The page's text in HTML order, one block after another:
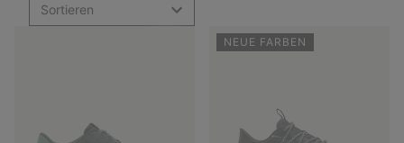
Sortieren
NEUE FARBEN